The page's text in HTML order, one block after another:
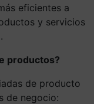
eficientes a
y servicios
productos?
de producto
de negocio: